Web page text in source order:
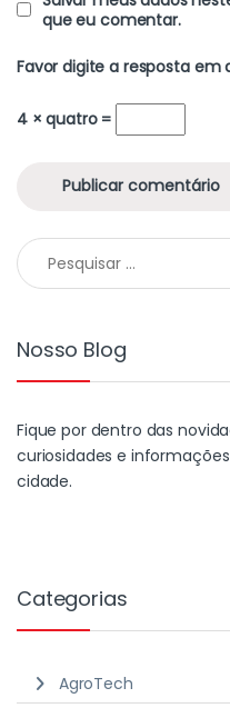
que eu comentar.
Favor digite a resposta em
4 × quatro =
Nosso Blog
Fique por dentro das
curiosidades e
cidade.
Categorias
AgroTech